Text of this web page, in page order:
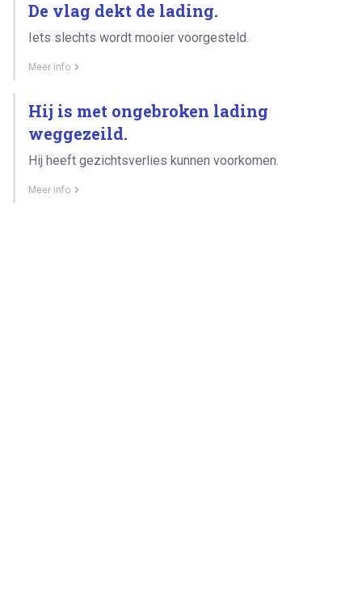
De vlag dekt de lading.
Iets slechts wordt mooier voorgesteld.
Meer info
Hij is met ongebroken lading
weggezeild.
Hij heeft gezichtsverlies kunnen voorkomen.
Meer info